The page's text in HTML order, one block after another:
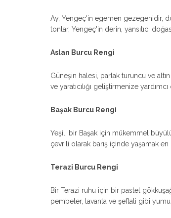
Ay, Yengeç'in egemen gezegenidir,
tonlar, Yengeç'in derin, yansıtıcı
Aslan Burcu Rengi
Güneşin halesi, parlak turuncu ve
ve yaratıcılığı geliştirmenize yardımcı
Başak Burcu Rengi
Yeşil, bir Başak için mükemmel
çevrili olarak barış içinde yaşamak
Terazi Burcu Rengi
Bir Terazi ruhu için bir pastel
pembeler, lavanta ve şeftali gibi